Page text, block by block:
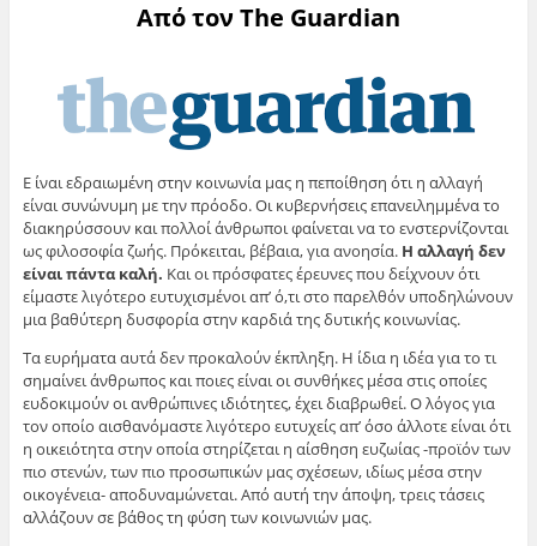
Από τον The Guardian
E ίναι εδραιωμένη στην κοινωνία μας η πεποίθηση ότι η αλλαγή
είναι συνώνυμη με την πρόοδο. Οι κυβερνήσεις επανειλημμένα το
διακηρύσσουν και πολλοί άνθρωποι φαίνεται να το ενστερνίζονται
ως φιλοσοφία ζωής. Πρόκειται, βέβαια, για ανοησία. H αλλαγή δεν
είναι πάντα καλή. Και οι πρόσφατες έρευνες που δείχνουν ότι
είμαστε λιγότερο ευτυχισμένοι απ’ ό,τι στο παρελθόν υποδηλώνουν
μια βαθύτερη δυσφορία στην καρδιά της δυτικής κοινωνίας.
Τα ευρήματα αυτά δεν προκαλούν έκπληξη. H ίδια η ιδέα για το τι
σημαίνει άνθρωπος και ποιες είναι οι συνθήκες μέσα στις οποίες
ευδοκιμούν οι ανθρώπινες ιδιότητες, έχει διαβρωθεί. O λόγος για
τον οποίο αισθανόμαστε λιγότερο ευτυχείς απ’ όσο άλλοτε είναι ότι
η οικειότητα στην οποία στηρίζεται η αίσθηση ευζωίας -προϊόν των
πιο στενών, των πιο προσωπικών μας σχέσεων, ιδίως μέσα στην
οικογένεια- αποδυναμώνεται. Από αυτή την άποψη, τρεις τάσεις
αλλάζουν σε βάθος τη φύση των κοινωνιών μας.